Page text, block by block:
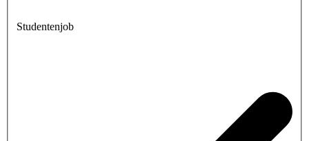
Studentenjob